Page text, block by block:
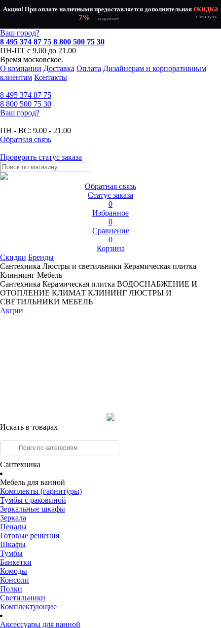
Акция! При оплате наличными предоставляется дополнительная скидка
7%
подробнее свернуть
Ваш город?
8 495 374 87 75 8 800 500 75 30
ПН-ПТ с 9.00 до 21.00
Время московское.
О компании Доставка Оплата Дизайнерам и корпоративным
клиентам Контакты
8 495 374 87 75
8 800 500 75 30
Ваш город?
ПН - ВС: 9.00 - 21.00
Обратная связь
Проверить статус заказа
Обратная связь
Статус заказа
0
Избранное
0
Сравнение
0
Корзина
Скидки Бренды
Сантехника Люстры и светильники Керамическая плитка
Клиннинг Мебель
Сантехника Керамическая плитка ВОДОСНАБЖЕНИЕ И
ОТОПЛЕНИЕ КЛИМАТ КЛИНИНГ ЛЮСТРЫ И
СВЕТИЛЬНИКИ МЕБЕЛЬ
Акции
Искать в товарах
Сантехника
Мебель для ванной
Комплекты (гарнитуры)
Тумбы с раковиной
Зеркальные шкафы
Зеркала
Пеналы
Готовые решения
Шкафы
Тумбы
Банкетки
Комоды
Консоли
Полки
Светильники
Комплектующие
Аксессуары для ванной